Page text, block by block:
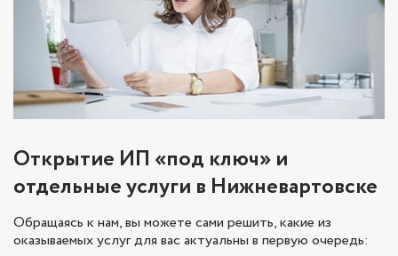
Открытие ИП «под ключ» и
отдельные услуги в Нижневартовске
Обращаясь к нам, вы можете сами решить, какие из
оказываемых услуг для вас актуальны в первую очередь: